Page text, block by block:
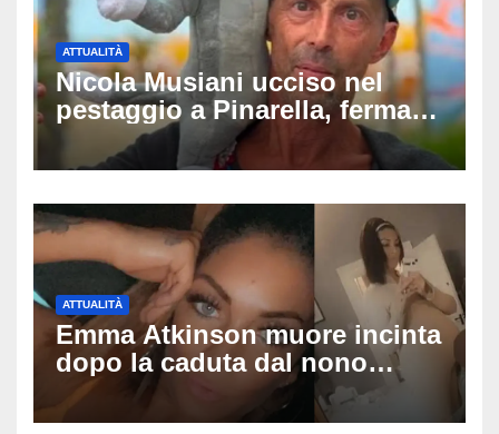
ATTUALITÀ
Nicola Musiani ucciso nel
pestaggio a Pinarella, fermati
quattro giovani: la svolta
dopo video, intercettazioni e
ATTUALITÀ
Emma Atkinson muore incinta
dopo la caduta dal nono
piano: la figlia nasce 30
minuti dopo e sta bene